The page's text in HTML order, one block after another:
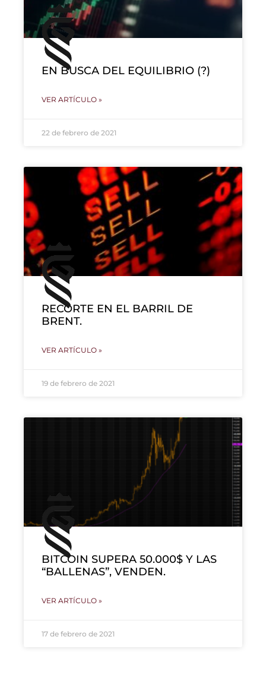
EN BUSCA DEL EQUILIBRIO (?)
VER ARTÍCULO »
22 de febrero de 2021
RECORTE EN EL BARRIL DE
BRENT.
VER ARTÍCULO »
19 de febrero de 2021
BITCOIN SUPERA 50.000$ Y LAS
“BALLENAS”, VENDEN.
VER ARTÍCULO »
17 de febrero de 2021